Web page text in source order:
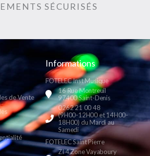
SÉCURISÉS
de Vente
Informations
FOTELEC Inst Musique
16 Rue Montreuil
97400 Saint-Denis
0262 21 00 48
(9H00-12H00 et 14H00-
18H00) du Mardi au
Samedi
FOTELEC Saint Pierre
ZI 4 Zone Vayaboury